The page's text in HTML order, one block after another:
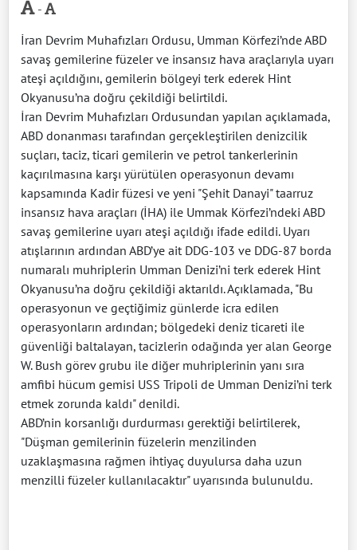
-
İran Devrim Muhafızları Ordusu, Umman Körfezi’nde ABD
savaş gemilerine füzeler ve insansız hava araçlarıyla uyarı
ateşi açıldığını, gemilerin bölgeyi terk ederek Hint
Okyanusu’na doğru çekildiği belirtildi.
İran Devrim Muhafızları Ordusundan yapılan açıklamada,
ABD donanması tarafından gerçekleştirilen denizcilik
suçları, taciz, ticari gemilerin ve petrol tankerlerinin
kaçırılmasına karşı yürütülen operasyonun devamı
kapsamında Kadir füzesi ve yeni "Şehit Danayi" taarruz
insansız hava araçları (İHA) ile Ummak Körfezi’ndeki ABD
savaş gemilerine uyarı ateşi açıldığı ifade edildi. Uyarı
atışlarının ardından ABD’ye ait DDG-103 ve DDG-87 borda
numaralı muhriplerin Umman Denizi’ni terk ederek Hint
Okyanusu’na doğru çekildiği aktarıldı. Açıklamada, "Bu
operasyonun ve geçtiğimiz günlerde icra edilen
operasyonların ardından; bölgedeki deniz ticareti ile
güvenliği baltalayan, tacizlerin odağında yer alan George
W. Bush görev grubu ile diğer muhriplerinin yanı sıra
amfibi hücum gemisi USS Tripoli de Umman Denizi’ni terk
etmek zorunda kaldı" denildi.
ABD’nin korsanlığı durdurması gerektiği belirtilerek,
"Düşman gemilerinin füzelerin menzilinden
uzaklaşmasına rağmen ihtiyaç duyulursa daha uzun
menzilli füzeler kullanılacaktır" uyarısında bulunuldu.